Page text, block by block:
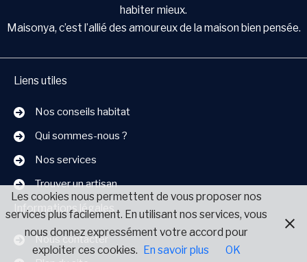
habiter mieux.
Maisonya, c’est l’allié des amoureux de la maison bien pensée.
Liens utiles
Nos conseils habitat
Qui sommes-nous ?
Nos services
Trouver un artisan
Informations légales
Nous contacter
Les cookies nous permettent de vous proposer nos
services plus facilement. En utilisant nos services, vous
nous donnez expressément votre accord pour
exploiter ces cookies. En savoir plus OK